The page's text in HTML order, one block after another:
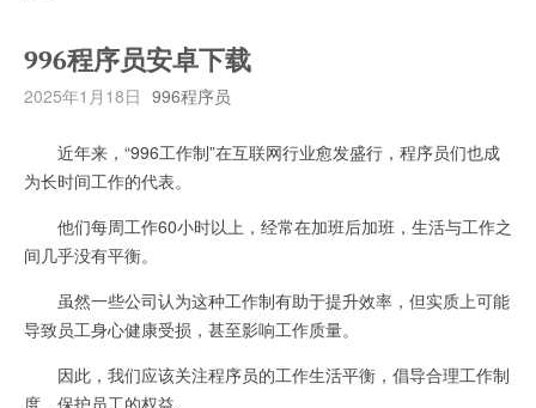
996程序员安卓下载
2025年1月18日 996程序员
近年来，“996工作制”在互联网行业愈发盛行，程序员们也成
为长时间工作的代表。
他们每周工作60小时以上，经常在加班后加班，生活与工作之
间几乎没有平衡。
虽然一些公司认为这种工作制有助于提升效率，但实质上可能
导致员工身心健康受损，甚至影响工作质量。
因此，我们应该关注程序员的工作生活平衡，倡导合理工作制
度，保护员工的权益。